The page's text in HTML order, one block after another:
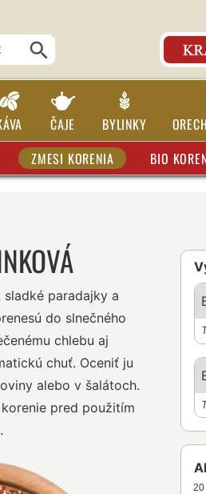
ČAJE BYLINKY
ZMESI KORENIA BIO
paradajky a
do slnečného
chlebu aj
chuť. Oceniť ju
alebo v šalátoch.
pred použitím
20